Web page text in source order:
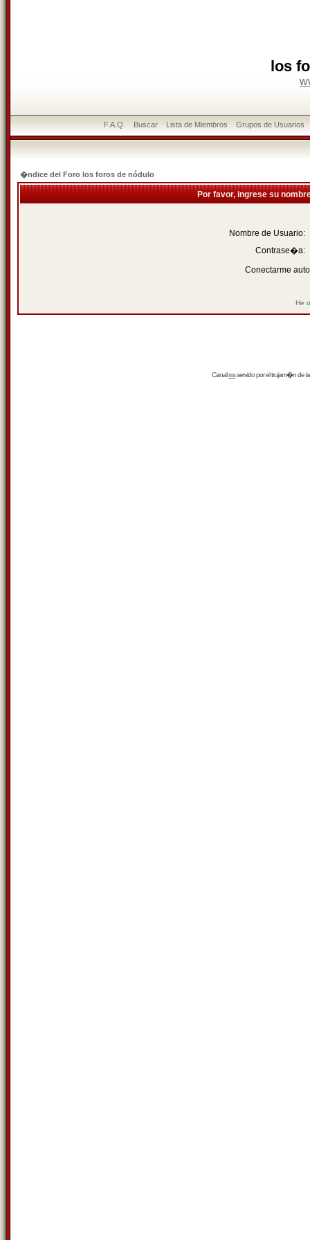
los
F.A.Q. Buscar Lista de Miembros Grupos de Usuarios
�ndice del Foro los foros de nódulo
Por favor, ingrese su
Nombre de Usuario:
Contrase�a:
Conectarme
He
Canalrssservido por eltrujam�nde